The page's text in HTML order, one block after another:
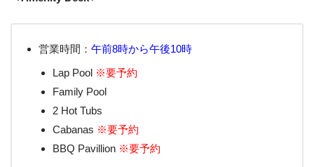
営業時間： 午前8時から午後10時
Lap Pool ※要予約
Family Pool
2 Hot Tubs
Cabanas ※要予約
BBQ Pavillion ※要予約